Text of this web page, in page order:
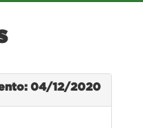
04/12/2020